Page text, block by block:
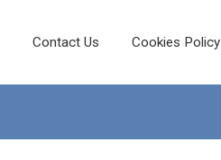
Contact Us Cookies Policy